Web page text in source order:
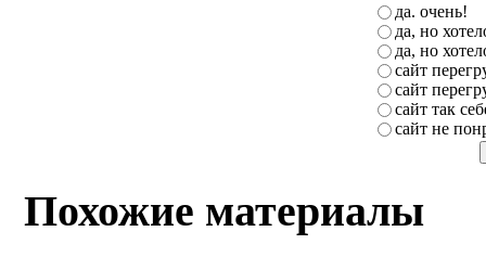
да. очень!
да, но
да, но
сайт
сайт
сайт так
сайт не
Похожие материалы